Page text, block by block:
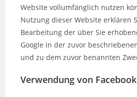
Website vollumfänglich nutzen
Nutzung dieser Website erklären
Bearbeitung der über Sie
Google in der zuvor
und zu dem zuvor benannten
Verwendung von